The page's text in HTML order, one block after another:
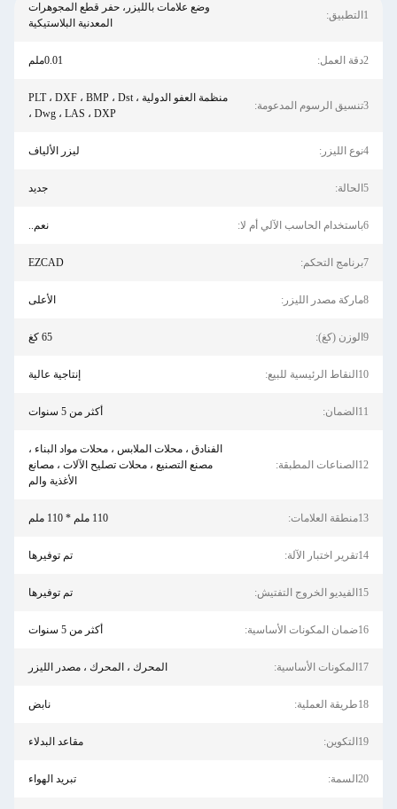
1التطبيق:
وضع علامات بالليزر، حفر قطع المجوهرات
المعدنية البلاستيكية
2دقة العمل: 0.01ملم
3تنسيق الرسوم المدعومة:
منظمة العفو الدولية ، PLT ، DXF ، BMP ، Dst
، Dwg ، LAS ، DXP
4نوع الليزر: ليزر الألياف
5الحالة: جديد
6باستخدام الحاسب الآلي أم لا: نعم..
7برنامج التحكم: EZCAD
8ماركة مصدر الليزر: الأعلى
9الوزن (كغ): 65 كغ
10النقاط الرئيسية للبيع: إنتاجية عالية
11الضمان: أكثر من 5 سنوات
12الصناعات المطبقة:
الفنادق ، محلات الملابس ، محلات مواد البناء ،
مصنع التصنيع ، محلات تصليح الآلات ، مصانع
الأغذية والم
13منطقة العلامات: 110 ملم * 110 ملم
14تقرير اختبار الآلة: تم توفيرها
15الفيديو الخروج التفتيش: تم توفيرها
16ضمان المكونات الأساسية: أكثر من 5 سنوات
17المكونات الأساسية: المحرك ، المحرك ، مصدر الليزر
18طريقة العملية: نابض
19التكوين: مقاعد البدلاء
20السمة: تبريد الهواء